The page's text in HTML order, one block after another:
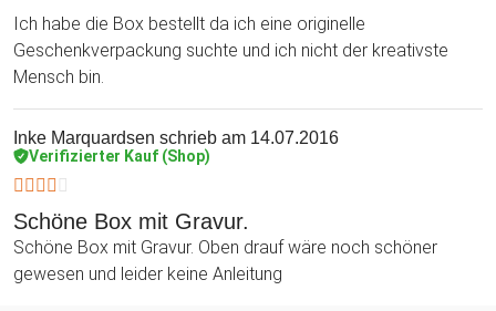
Ich habe die Box bestellt da ich eine originelle
Geschenkverpackung suchte und ich nicht der kreativste
Mensch bin.
Inke Marquardsen schrieb am 14.07.2016
Verifizierter Kauf (Shop)
Schöne Box mit Gravur.
Schöne Box mit Gravur. Oben drauf wäre noch schöner
gewesen und leider keine Anleitung